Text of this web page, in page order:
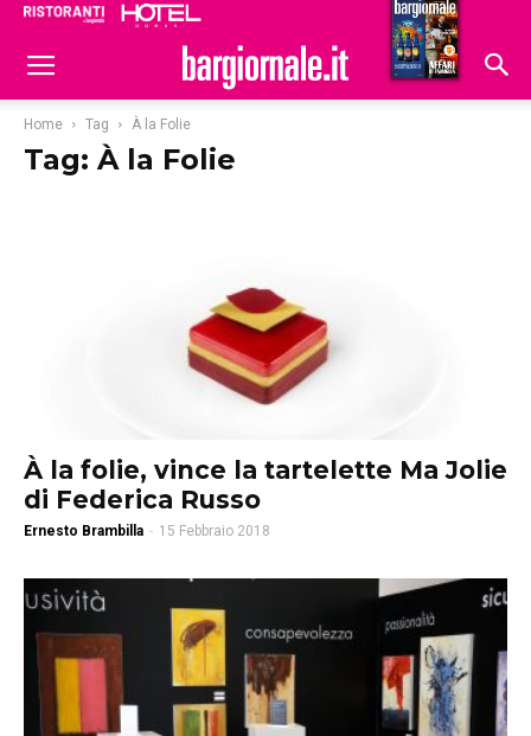
Hoteldomani
Home Tag À la Folie
Tag: À la Folie
À la folie, vince la tartelette Ma Jolie
di Federica Russo
Ernesto Brambilla - 15 Febbraio 2018